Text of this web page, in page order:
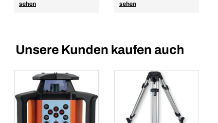
sehen
sehen
Unsere Kunden kaufen auch